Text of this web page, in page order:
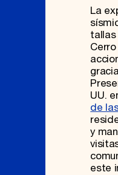
La
tallas
UU.
de
y
este